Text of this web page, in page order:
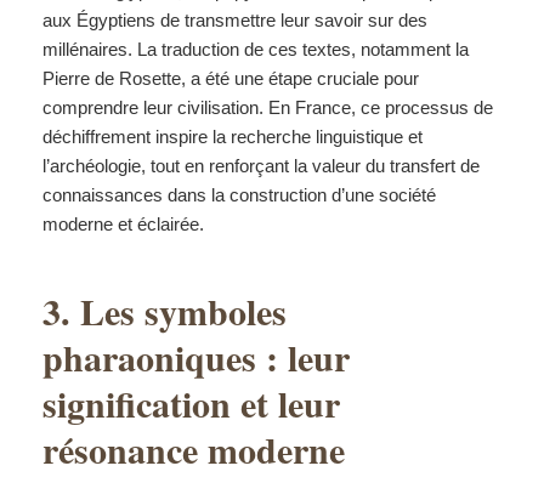
aux Égyptiens de transmettre leur savoir sur des
millénaires. La traduction de ces textes, notamment la
Pierre de Rosette, a été une étape cruciale pour
comprendre leur civilisation. En France, ce processus de
déchiffrement inspire la recherche linguistique et
l’archéologie, tout en renforçant la valeur du transfert de
connaissances dans la construction d’une société
moderne et éclairée.
3. Les symboles
pharaoniques : leur
signification et leur
résonance moderne